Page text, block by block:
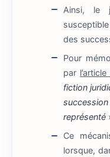
Ainsi, le
des
Pour
par l’article
fiction
représenté
Ce
lorsque,